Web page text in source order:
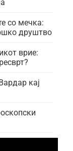
со мечка:
друштво
врие:
кај